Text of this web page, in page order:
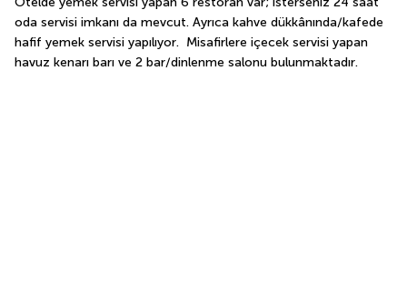
oda servisi imkanı da mevcut. Ayrıca kahve dükkânında/kafede
hafif yemek servisi yapılıyor.  Misafirlere içecek servisi yapan
havuz kenarı barı ve 2 bar/dinlenme salonu bulunmaktadır.